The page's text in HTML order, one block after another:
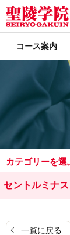
コース案内
カテゴリーを選
セントルミナス
一覧に戻る